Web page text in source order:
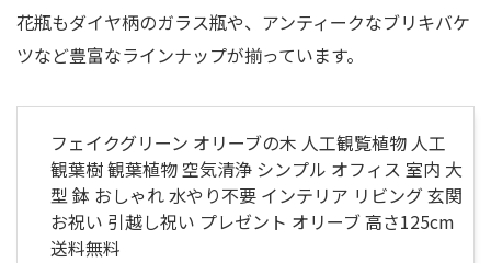
花瓶もダイヤ柄のガラス瓶や、アンティークなブリキバケ
ツなど豊富なラインナップが揃っています。
フェイクグリーン オリーブの木 人工観覧植物 人工
観葉樹 観葉植物 空気清浄 シンプル オフィス 室内 大
型 鉢 おしゃれ 水やり不要 インテリア リビング 玄関
お祝い 引越し祝い プレゼント オリーブ 高さ125cm
送料無料